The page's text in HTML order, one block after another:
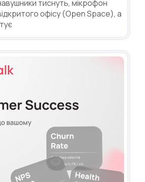
тиснуть, мікрофон
офісу (Open Space), а